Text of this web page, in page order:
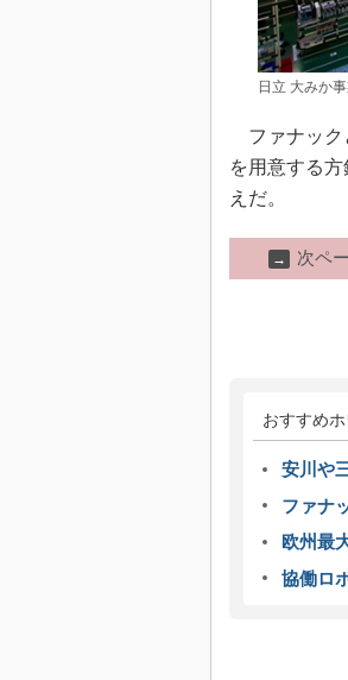
日立 大みか
ファナック
を用意する
えだ。
→ 次ペ
おすすめ
安川や
ファナ
欧州最
協働ロ